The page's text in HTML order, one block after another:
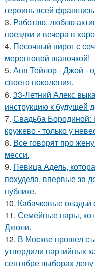
героинь всей
3. Работаю, люблю
поездки и вечера в
4. Песочный пирог с
меренговой шапочкой!
5. Аня Тейлор - Джой -
своего поколения.
6. 33-Летний Алекс
инструкцию к будущей
7. Свадьба Бородиной:
кружево - только у
8. Все говорят про
месси.
9. Певица Адель,
похудела, впервые за
публике.
10. Кабачковые
11. Семейные пары,
Джоли.
12. В Москве прошел
утвердили партийных
сентябре выборах